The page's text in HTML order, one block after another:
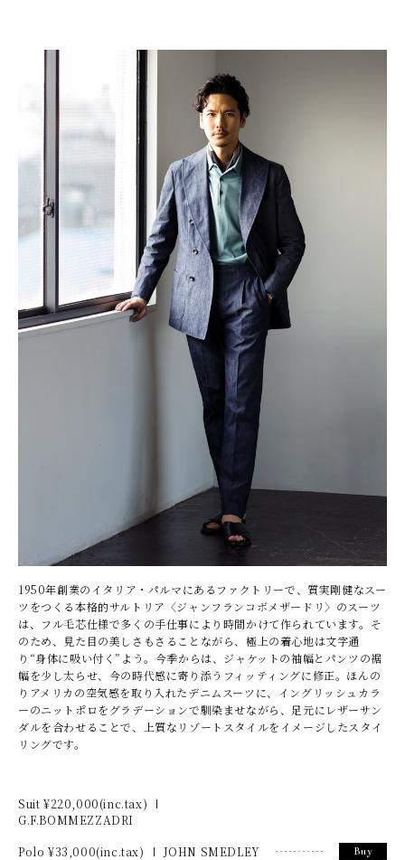
1950年創業のイタリア・パルマにあるファクトリーで、質実剛健なスー
ツをつくる本格的サルトリア〈ジャンフランコボメザードリ〉のスーツ
は、フル毛芯仕様で多くの手仕事により時間かけて作られています。そ
のため、見た目の美しさもさることながら、極上の着心地は文字通
り“身体に吸い付く”よう。今季からは、ジャケットの袖幅とパンツの裾
幅を少し太らせ、今の時代感に寄り添うフィッティングに修正。ほんの
りアメリカの空気感を取り入れたデニムスーツに、イングリッシュカラ
ーのニットポロをグラデーションで馴染ませながら、足元にレザーサン
ダルを合わせることで、上質なリゾートスタイルをイメージしたスタイ
リングです。
Suit ¥220,000(inc.tax)
G.F.BOMMEZZADRI
Polo ¥33,000(inc.tax) JOHN SMEDLEY Buy